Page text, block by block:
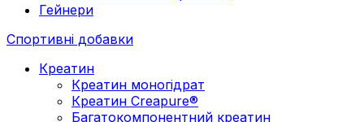
Гейнери
Спортивні добавки
Креатин
Креатин моногідрат
Креатин Creapure®
Багатокомпонентний креатин